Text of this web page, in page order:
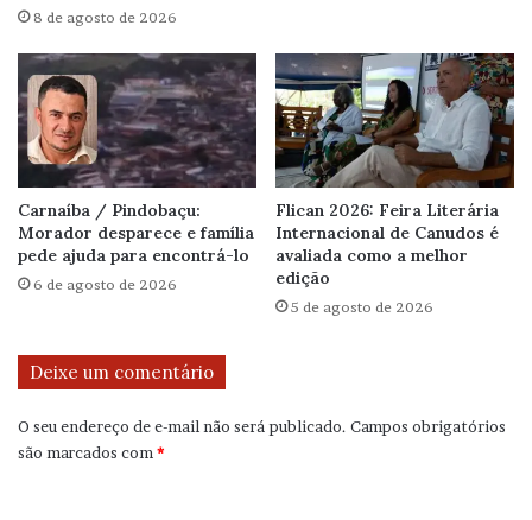
8 de agosto de 2026
Carnaíba / Pindobaçu:
Morador desparece e família
pede ajuda para encontrá-lo
6 de agosto de 2026
Flican 2026: Feira Literária
Internacional de Canudos é
avaliada como a melhor
edição
5 de agosto de 2026
Deixe um comentário
O seu endereço de e-mail não será publicado. Campos obrigatórios
são marcados com*